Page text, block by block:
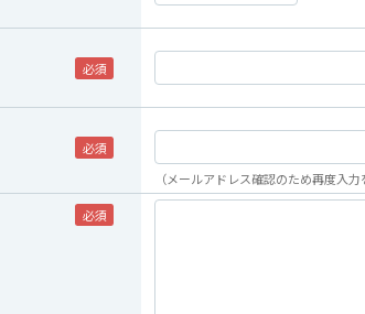
（メールアドレス確認のため再度入